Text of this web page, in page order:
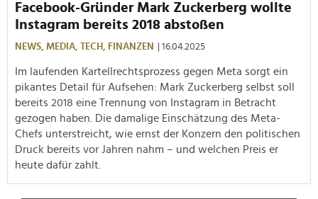
Facebook-Gründer Mark Zuckerberg wollte
Instagram bereits 2018 abstoßen
NEWS, MEDIA, TECH, FINANZEN | 16.04.2025
Im laufenden Kartellrechtsprozess gegen Meta sorgt ein
pikantes Detail für Aufsehen: Mark Zuckerberg selbst soll
bereits 2018 eine Trennung von Instagram in Betracht
gezogen haben. Die damalige Einschätzung des Meta-
Chefs unterstreicht, wie ernst der Konzern den politischen
Druck bereits vor Jahren nahm – und welchen Preis er
heute dafür zahlt.